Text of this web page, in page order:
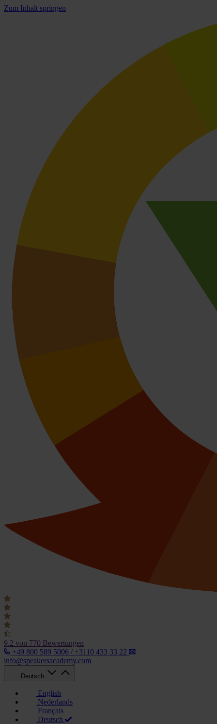
Zum Inhalt springen
9.2 von 770 Bewertungen
+49 800 589 5006 / +3110 433 33 22
info@speakersacademy.com
Deutsch
English
Nederlands
Français
Deutsch